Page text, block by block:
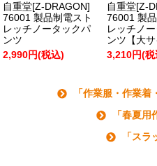
自重堂[Z-DRAGON]
76001 製品制電スト
レッチノータックパ
ンツ
2,990円(税込)
自重堂[Z-
76001 製
レッチノ
ンツ【大サ
3,210円(税
「作業服・作業
「春夏
「ス